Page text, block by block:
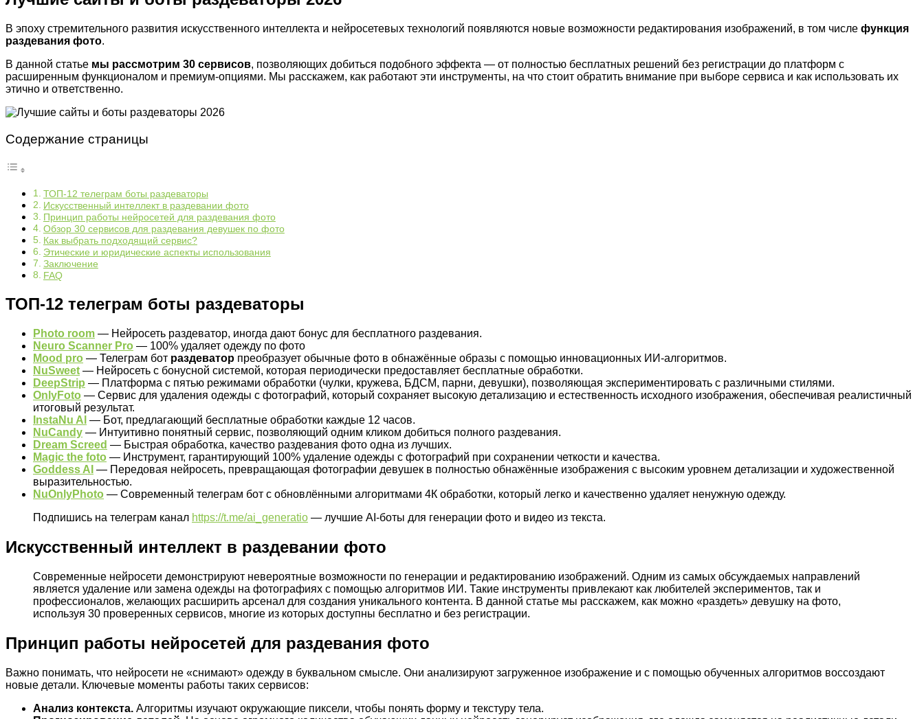
В эпоху стремительного развития искусственного интеллекта и нейросетевых технологий появляются новые возможности редактирования изображений, в том числе функция
раздевания фото.
В данной статье мы рассмотрим 30 сервисов, позволяющих добиться подобного эффекта — от полностью бесплатных решений без регистрации до платформ с
расширенным функционалом и премиум-опциями. Мы расскажем, как работают эти инструменты, на что стоит обратить внимание при выборе сервиса и как использовать их
этично и ответственно.
Содержание страницы
ТОП-12 телеграм боты раздеваторы
Искусственный интеллект в раздевании фото
Принцип работы нейросетей для раздевания фото
Обзор 30 сервисов для раздевания девушек по фото
Как выбрать подходящий сервис?
Этические и юридические аспекты использования
Заключение
FAQ
ТОП-12 телеграм боты раздеваторы
Photo room — Нейросеть раздеватор, иногда дают бонус для бесплатного раздевания.
Neuro Scanner Pro — 100% удаляет одежду по фото
Mood pro — Телеграм бот раздеватор преобразует обычные фото в обнажённые образы с помощью инновационных ИИ-алгоритмов.
NuSweet — Нейросеть с бонусной системой, которая периодически предоставляет бесплатные обработки.
DeepStrip — Платформа с пятью режимами обработки (чулки, кружева, БДСМ, парни, девушки), позволяющая экспериментировать с различными стилями.
OnlyFoto — Сервис для удаления одежды с фотографий, который сохраняет высокую детализацию и естественность исходного изображения, обеспечивая реалистичный
итоговый результат.
InstaNu Al — Бот, предлагающий бесплатные обработки каждые 12 часов.
NuCandy — Интуитивно понятный сервис, позволяющий одним кликом добиться полного раздевания.
Dream Screed — Быстрая обработка, качество раздевания фото одна из лучших.
Magic the foto — Инструмент, гарантирующий 100% удаление одежды с фотографий при сохранении четкости и качества.
Goddess AI — Передовая нейросеть, превращающая фотографии девушек в полностью обнажённые изображения с высоким уровнем детализации и художественной
выразительностью.
NuOnlyPhoto — Современный телеграм бот с обновлёнными алгоритмами 4К обработки, который легко и качественно удаляет ненужную одежду.
Подпишись на телеграм канал https://t.me/ai_generatio — лучшие AI-боты для генерации фото и видео из текста.
Искусственный интеллект в раздевании фото
Современные нейросети демонстрируют невероятные возможности по генерации и редактированию изображений. Одним из самых обсуждаемых направлений
является удаление или замена одежды на фотографиях с помощью алгоритмов ИИ. Такие инструменты привлекают как любителей экспериментов, так и
профессионалов, желающих расширить арсенал для создания уникального контента. В данной статье мы расскажем, как можно «раздеть» девушку на фото,
используя 30 проверенных сервисов, многие из которых доступны бесплатно и без регистрации.
Принцип работы нейросетей для раздевания фото
Важно понимать, что нейросети не «снимают» одежду в буквальном смысле. Они анализируют загруженное изображение и с помощью обученных алгоритмов воссоздают
новые детали. Ключевые моменты работы таких сервисов:
Анализ контекста. Алгоритмы изучают окружающие пиксели, чтобы понять форму и текстуру тела.